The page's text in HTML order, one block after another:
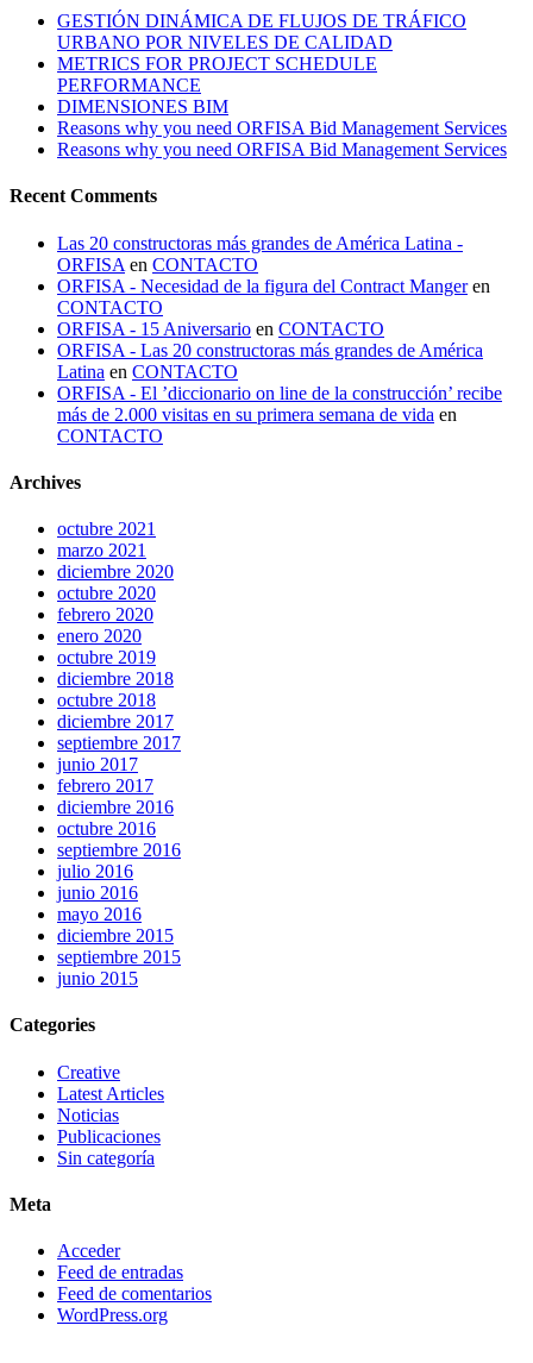
GESTIÓN DINÁMICA DE FLUJOS DE TRÁFICO
URBANO POR NIVELES DE CALIDAD
METRICS FOR PROJECT SCHEDULE
PERFORMANCE
DIMENSIONES BIM
Reasons why you need ORFISA Bid Management Services
Reasons why you need ORFISA Bid Management Services
Recent Comments
Las 20 constructoras más grandes de América Latina -
ORFISA en CONTACTO
ORFISA - Necesidad de la figura del Contract Mangeren
CONTACTO
ORFISA - 15 Aniversario en CONTACTO
ORFISA - Las 20 constructoras más grandes de América
Latina en CONTACTO
ORFISA - El ’diccionario on line de la construcción’ recibe
más de 2.000 visitas en su primera semana de vida en
CONTACTO
Archives
octubre 2021
marzo 2021
diciembre 2020
octubre 2020
febrero 2020
enero 2020
octubre 2019
diciembre 2018
octubre 2018
diciembre 2017
septiembre 2017
junio 2017
febrero 2017
diciembre 2016
octubre 2016
septiembre 2016
julio 2016
junio 2016
mayo 2016
diciembre 2015
septiembre 2015
junio 2015
Categories
Creative
Latest Articles
Noticias
Publicaciones
Sin categoría
Meta
Acceder
Feed de entradas
Feed de comentarios
WordPress.org